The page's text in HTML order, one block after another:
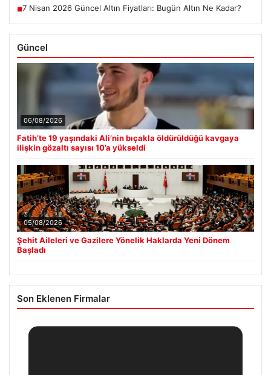
■7 Nisan 2026 Güncel Altın Fiyatları: Bugün Altın Ne Kadar?
Güncel
06/08/2026
Fatih’te 19 yaşındaki Ali’nin bıçakla öldürüldüğü kavgaya
ilişkin gözaltı sayısı 10’a yükseldi
05/08/2026
Şehit Aileleri ve Gazilere Yönelik Haklarda Yeni Dönem
Başladı
Son Eklenen Firmalar